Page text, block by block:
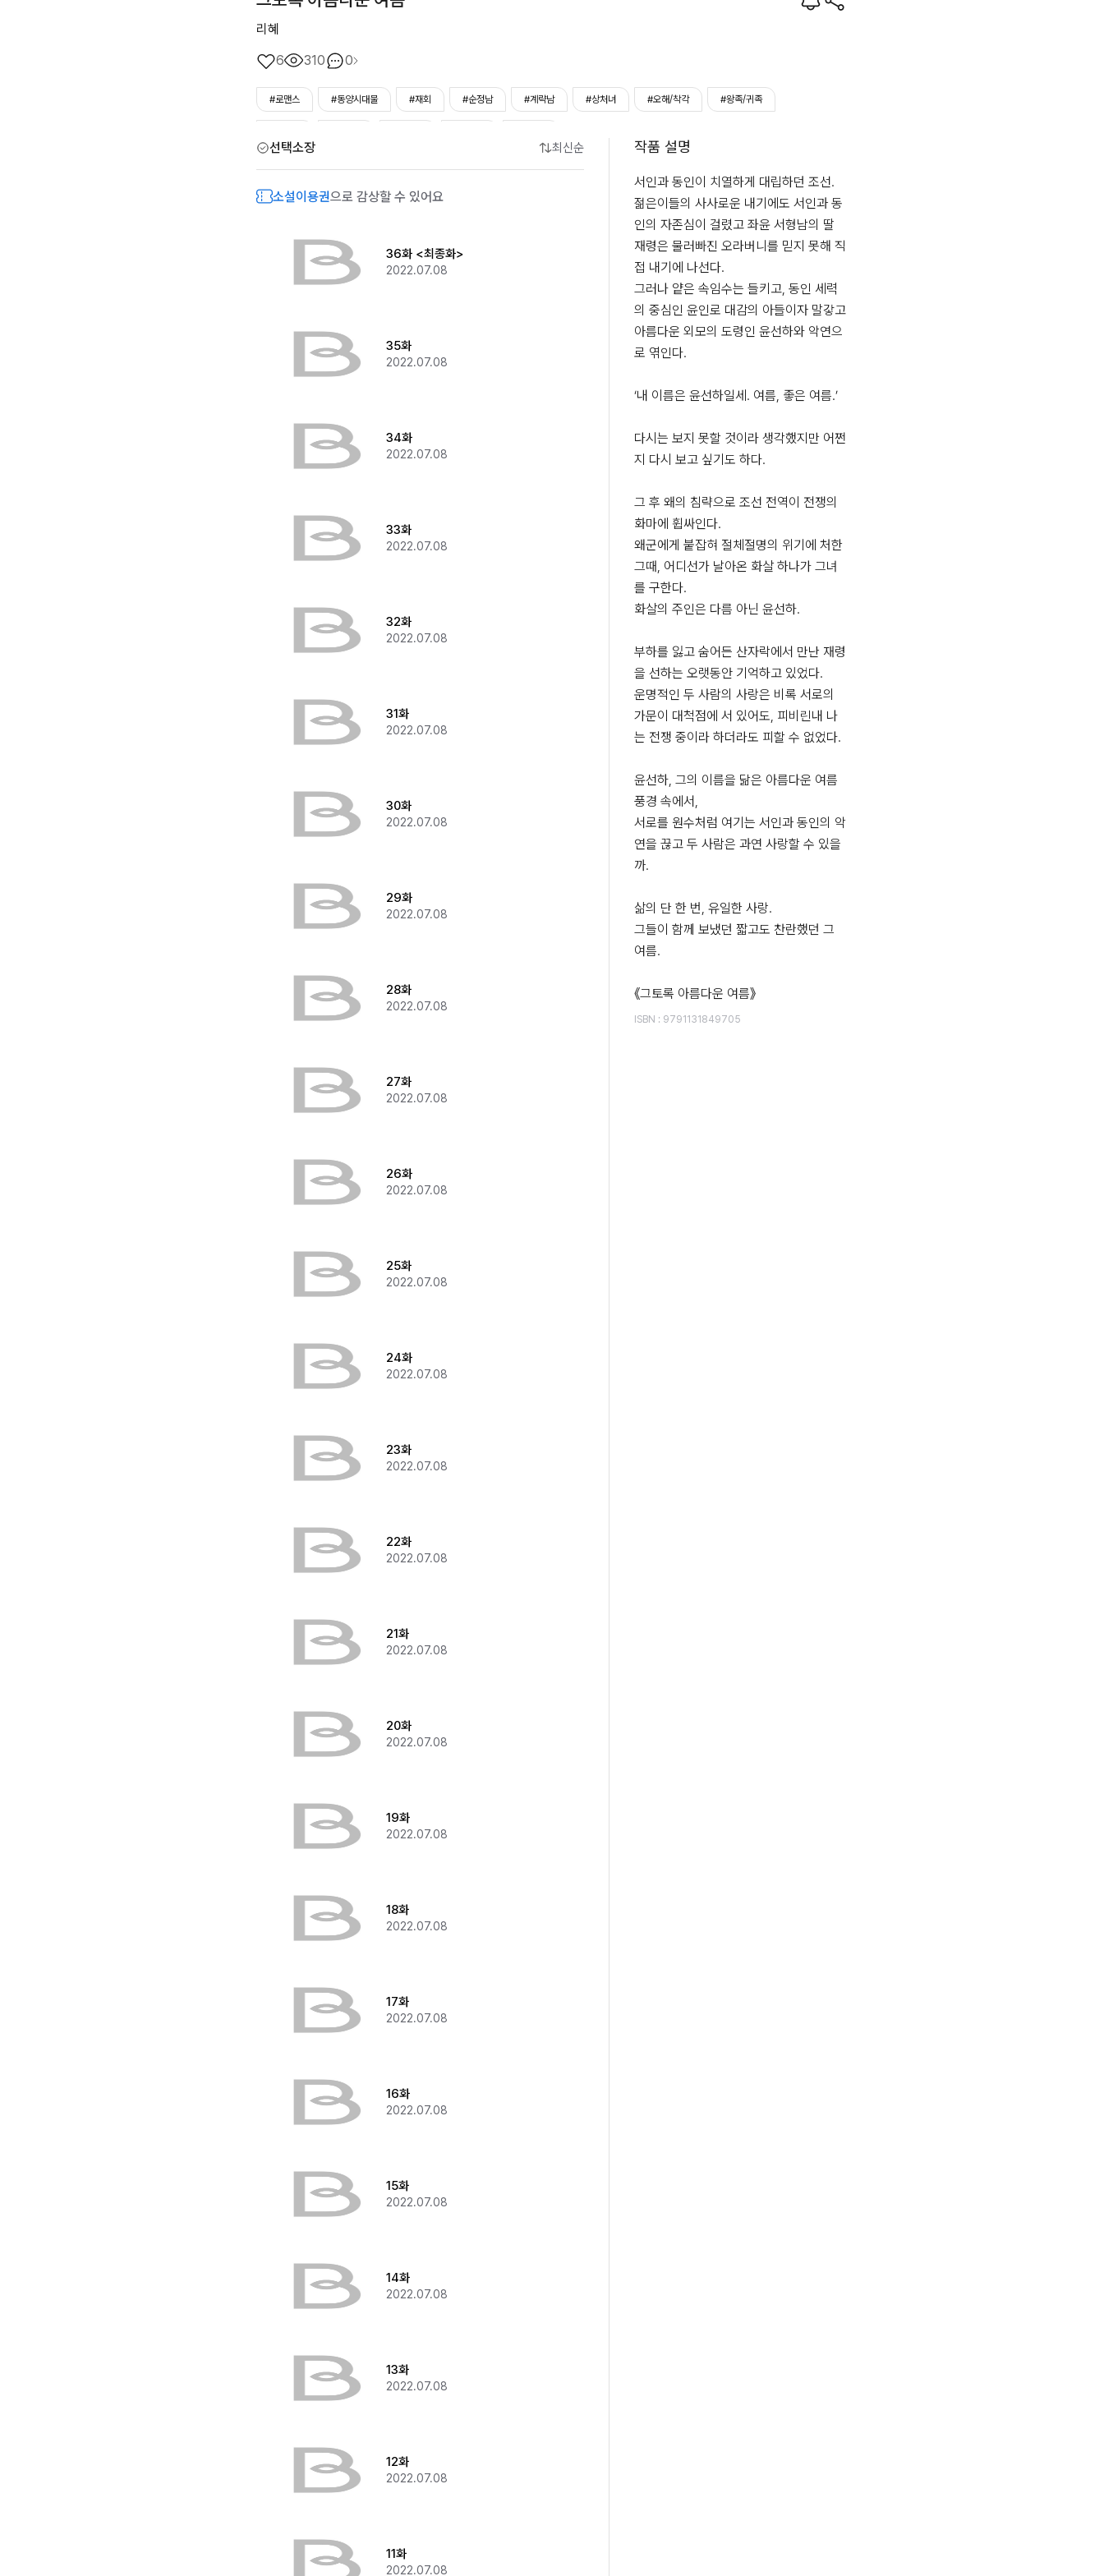
리혜
6
310 0
#로맨스 #동양시대물 #재회 #순정남 #계략남 #상처녀 #오해/착각 #왕족/귀족
선택소장 최신순
소설이용권으로 감상할 수 있어요
36화 <최종화>
2022.07.08
35화
2022.07.08
34화
2022.07.08
33화
2022.07.08
32화
2022.07.08
31화
2022.07.08
30화
2022.07.08
29화
2022.07.08
28화
2022.07.08
27화
2022.07.08
26화
2022.07.08
25화
2022.07.08
24화
2022.07.08
23화
2022.07.08
22화
2022.07.08
21화
2022.07.08
20화
2022.07.08
19화
2022.07.08
18화
2022.07.08
17화
2022.07.08
16화
2022.07.08
15화
2022.07.08
14화
2022.07.08
13화
2022.07.08
12화
2022.07.08
11화
2022.07.08
작품 설명
서인과 동인이 치열하게 대립하던 조선.
젊은이들의 사사로운 내기에도 서인과 동
인의 자존심이 걸렸고 좌윤 서형남의 딸
재령은 물러빠진 오라버니를 믿지 못해 직
접 내기에 나선다.
그러나 얕은 속임수는 들키고, 동인 세력
의 중심인 윤인로 대감의 아들이자 말갛고
아름다운 외모의 도령인 윤선하와 악연으
로 엮인다.
‘내 이름은 윤선하일세. 여름, 좋은 여름.’
다시는 보지 못할 것이라 생각했지만 어쩐
지 다시 보고 싶기도 하다.
그 후 왜의 침략으로 조선 전역이 전쟁의
화마에 휩싸인다.
왜군에게 붙잡혀 절체절명의 위기에 처한
그때, 어디선가 날아온 화살 하나가 그녀
를 구한다.
화살의 주인은 다름 아닌 윤선하.
부하를 잃고 숨어든 산자락에서 만난 재령
을 선하는 오랫동안 기억하고 있었다.
운명적인 두 사람의 사랑은 비록 서로의
가문이 대척점에 서 있어도, 피비린내 나
는 전쟁 중이라 하더라도 피할 수 없었다.
윤선하, 그의 이름을 닮은 아름다운 여름
풍경 속에서,
서로를 원수처럼 여기는 서인과 동인의 악
연을 끊고 두 사람은 과연 사랑할 수 있을
까.
삶의 단 한 번, 유일한 사랑.
그들이 함께 보냈던 짧고도 찬란했던 그
여름.
《그토록 아름다운 여름》
ISBN : 9791131849705